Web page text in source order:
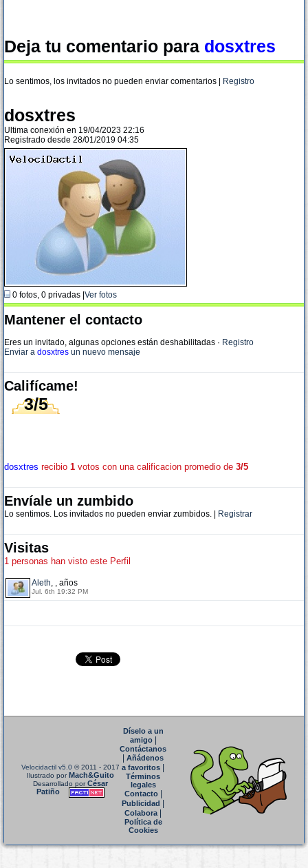
Deja tu comentario para dosxtres
Lo sentimos, los invitados no pueden enviar comentarios | Registro
dosxtres
Ultima conexión en 19/04/2023 22:16
Registrado desde 28/01/2019 04:35
0 fotos, 0 privadas | Ver fotos
Mantener el contacto
Eres un invitado, algunas opciones están deshabilitadas · Registro
Enviar a dosxtres un nuevo mensaje
Califícame!
3/5
dosxtres recibio 1 votos con una calificacion promedio de 3/5
Envíale un zumbido
Lo sentimos. Los invitados no pueden enviar zumbidos. | Registrar
Visitas
1 personas han visto este Perfil
Aleth, , años
Jul. 6th 19:32 PM
Velocidactil v5.0 © 2011 - 2017
Ilustrado porMach&Guito
Desarrollado porCésar
Patiño
Díselo a un
amigo|
Contáctanos
Añádenos
a favoritos
Términos
legales
Contacto|
Publicidad
Colabora|
Política de
Cookies